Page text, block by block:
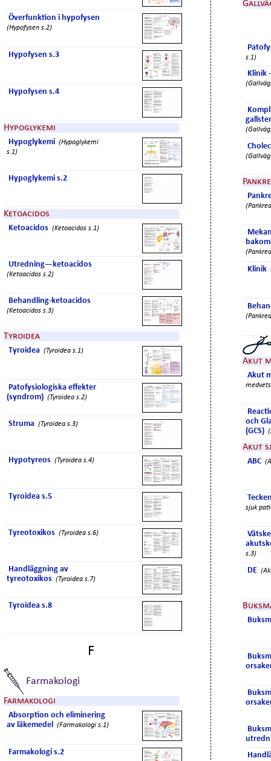
Överfunktion i hypofysen
(Hypofysen s.2)
Hypofysen s.3
Hypofysen s.4
Hypoglykemi
Hypoglykemi (Hypoglykemi
s.1)
Hypoglykemi s.2
Ketoacidos
Ketoacidos (Ketoacidos s.1)
Utredning—ketoacidos
(Ketoacidos s.2)
Behandling-ketoacidos
(Ketoacidos s.3)
Tyroidea
Tyroidea (Tyroidea s.1)
Patofysiologiska effekter
(syndrom) (Tyroidea s.2)
Struma (Tyroidea s.3)
Hypotyreos (Tyroidea s.4)
Tyroidea s.5
Tyreotoxikos (Tyroidea s.6)
Handläggning av
tyreotoxikos (Tyroidea s.7)
Tyroidea s.8
F
Farmakologi
Farmakologi
Absorption och eliminering
av läkemedel (Farmakologi s.1)
Farmakologi s.2
s.1)
Klinik
Klinik
Akut
Akut
och
(GCS)
Akut
ABC
sjuk
s.3)
DE